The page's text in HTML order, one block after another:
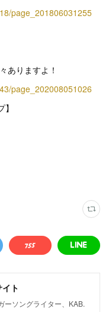
page_201806031255
ありますよ！
page_202008051026
ト
ーソングライター、KAB.